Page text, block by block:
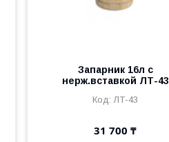
Запарник 16л с
нерж.вставкой ЛТ-43
ЛТ-43
31 700 ₸